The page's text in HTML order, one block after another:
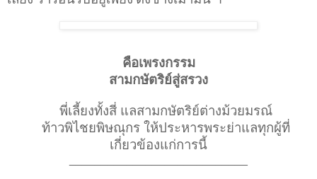
คือเพรงกรรม
สามกษัตริย์สู่สรวง
พี่เลี้ยงทั้งสี่ แลสามกษัตริย์ต่างม้วยมรณ์
ท้าวพิไชยพิษณุกร ให้ประหารพระย่าแลทุกผู้ที่
เกี่ยวข้องแก่การนี้